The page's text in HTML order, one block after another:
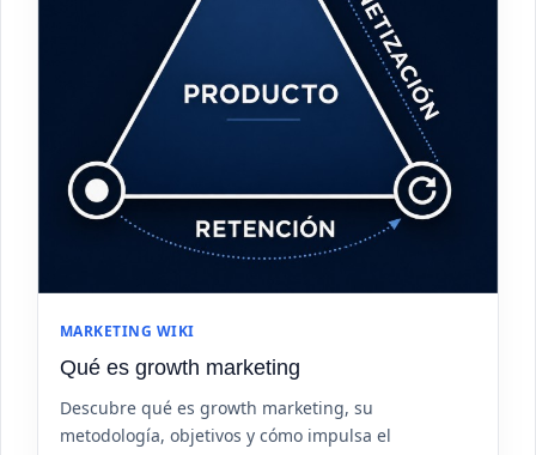
MARKETING WIKI
Qué es growth marketing
Descubre qué es growth marketing, su
metodología, objetivos y cómo impulsa el